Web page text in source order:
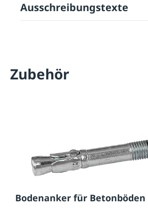
Ausschreibungstexte
Zubehör
Bodenanker für Betonböden